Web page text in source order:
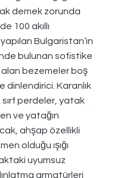
demek zorunda
100 akıllı
Bulgaristan’ın
bulunan sofistike
alan bezemeler boş
dinlendirici. Karanlık
perdeler, yatak
ve yatağın
ahşap özellikli
olduğu ışığı
uyumsuz
armatürleri